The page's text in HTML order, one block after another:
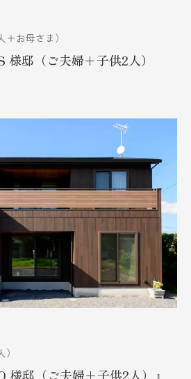
お母さま）
様邸（ご夫婦+子供2人）
様邸（ご夫婦+子供2人）』